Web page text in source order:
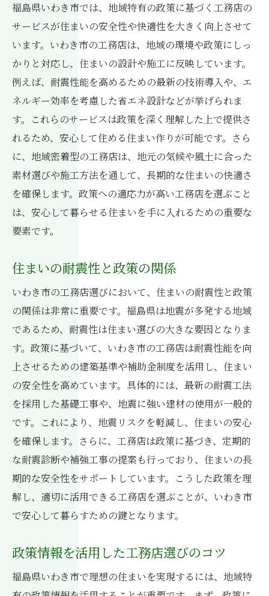
福島県いわき市では、地域特有の政策に基づく工務店の
サービスが住まいの安全性や快適性を大きく向上させて
います。いわき市の工務店は、地域の環境や政策にしっ
かりと対応し、住まいの設計や施工に反映しています。
例えば、耐震性能を高めるための最新の技術導入や、エ
ネルギー効率を考慮した省エネ設計などが挙げられま
す。これらのサービスは政策を深く理解した上で提供さ
れるため、安心して住める住まい作りが可能です。さら
に、地域密着型の工務店は、地元の気候や風土に合った
素材選びや施工方法を通して、長期的な住まいの快適さ
を確保します。政策への適応力が高い工務店を選ぶこと
は、安心して暮らせる住まいを手に入れるための重要な
要素です。
住まいの耐震性と政策の関係
いわき市の工務店選びにおいて、住まいの耐震性と政策
の関係は非常に重要です。福島県は地震が多発する地域
であるため、耐震性は住まい選びの大きな要因となりま
す。政策に基づいて、いわき市の工務店は耐震性能を向
上させるための建築基準や補助金制度を活用し、住まい
の安全性を高めています。具体的には、最新の耐震工法
を採用した基礎工事や、地震に強い建材の使用が一般的
です。これにより、地震リスクを軽減し、住まいの安心
を確保します。さらに、工務店は政策に基づき、定期的
な耐震診断や補強工事の提案も行っており、住まいの長
期的な安全性をサポートしています。こうした政策を理
解し、適切に活用できる工務店を選ぶことが、いわき市
で安心して暮らすための鍵となります。
政策情報を活用した工務店選びのコツ
福島県いわき市で理想の住まいを実現するには、地域特